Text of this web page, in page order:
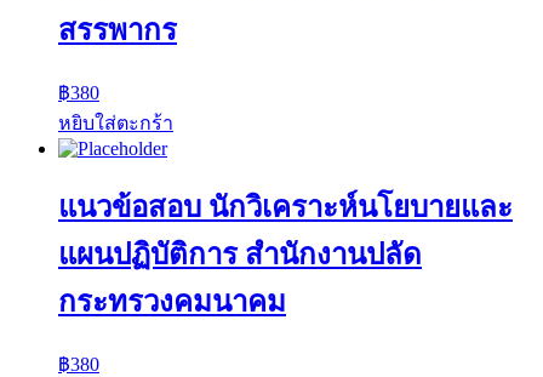
สรรพากร
฿380
หยิบใส่ตะกร้า
แนวข้อสอบ นักวิเคราะห์นโยบายและ
แผนปฏิบัติการ สำนักงานปลัด
กระทรวงคมนาคม
฿380